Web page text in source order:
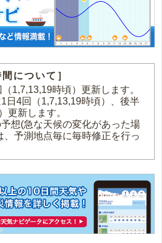
について］
1,7,13,19時頃）更新します。
日4回（1,7,13,19時頃）、後半
更新します。
想(急な天候の変化があった場
予測地点毎に毎時修正を行っ